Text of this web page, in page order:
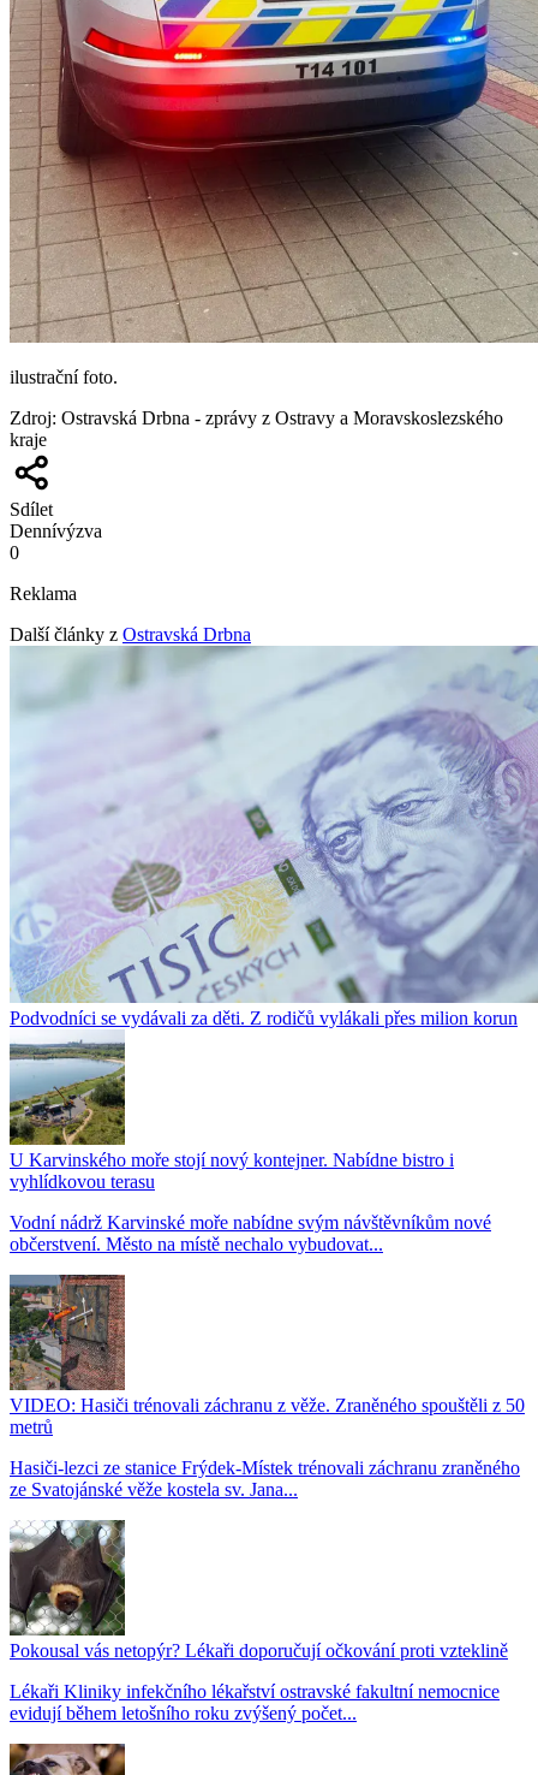
ilustrační foto.
Zdroj: Ostravská Drbna - zprávy z Ostravy a Moravskoslezského
kraje
Sdílet
Dennívýzva
0
Reklama
Další články z Ostravská Drbna
Podvodníci se vydávali za děti. Z rodičů vylákali přes milion korun
U Karvinského moře stojí nový kontejner. Nabídne bistro i
vyhlídkovou terasu
Vodní nádrž Karvinské moře nabídne svým návštěvníkům nové
občerstvení. Město na místě nechalo vybudovat...
VIDEO: Hasiči trénovali záchranu z věže. Zraněného spouštěli z 50
metrů
Hasiči-lezci ze stanice Frýdek-Místek trénovali záchranu zraněného
ze Svatojánské věže kostela sv. Jana...
Pokousal vás netopýr? Lékaři doporučují očkování proti vzteklině
Lékaři Kliniky infekčního lékařství ostravské fakultní nemocnice
evidují během letošního roku zvýšený počet...